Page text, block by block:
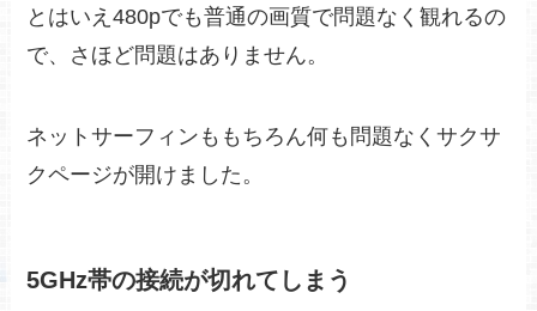
とはいえ480pでも普通の画質で問題なく観れるの
で、さほど問題はありません。
ネットサーフィンももちろん何も問題なくサクサ
クページが開けました。
5GHz帯の接続が切れてしまう